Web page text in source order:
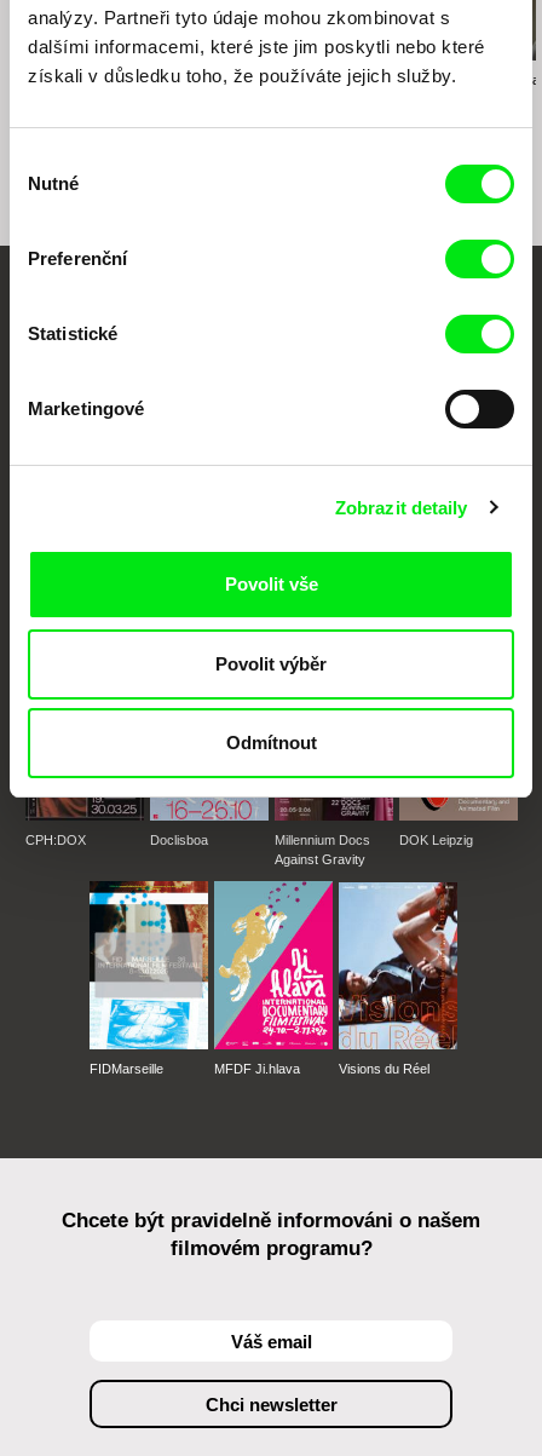
analýzy. Partneři tyto údaje mohou zkombinovat s
dalšími informacemi, které jste jim poskytli nebo které
získali v důsledku toho, že používáte jejich služby.
souhlasu
Nutné
Preferenční
Statistické
Marketingové
Zobrazit detaily
Povolit vše
Povolit výběr
Odmítnout
Slovensko
web:https://www.toxpro.sk/
Lucia Kašová Peter Kerekes Daniela
Portál DAFilms.cz je výsledkem tvůrčí spolupráce 7 klíčových evropských
posouvat hranice dokumentárního filmu, propagovat jeho rozmanitost a
podporovat kvalitní autorské filmy.
CPH:DOX Doclisboa
Millennium Docs
Against Gravity
DOK Leipzig
FIDMarseille MFDF Ji.hlava Visions du Réel
Chcete být pravidelně informováni o našem
filmovém programu?